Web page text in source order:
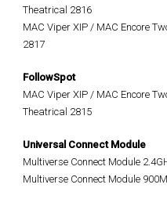
Theatrical 2816
MAC Viper XIP / MAC Encore
2817
FollowSpot
MAC Viper XIP / MAC Encore
Theatrical 2815
Universal Connect Module
Multiverse Connect Module
Multiverse Connect Module